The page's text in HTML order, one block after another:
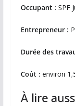
Occupant : SPF
Entrepreneur :
Durée des
Coût : environ
À lire